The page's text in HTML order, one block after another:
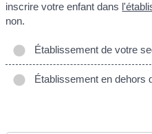
inscrire votre enfant dans
non.
Établissement de votre
Établissement en dehors